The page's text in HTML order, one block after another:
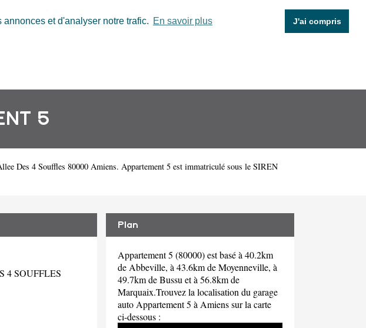
et d'analyser notre trafic. En savoir plus J'ai compris
5
Des 4 Souffles 80000 Amiens. Appartement 5 est immatriculé sous le SIREN
4 SOUFFLES
Plan
Appartement 5 (80000) est basé à 40.2km
de Abbeville, à 43.6km de Moyenneville, à
49.7km de Bussu et à 56.8km de
Marquaix.Trouvez la localisation du garage
auto Appartement 5 à Amiens sur la carte
ci-dessous :